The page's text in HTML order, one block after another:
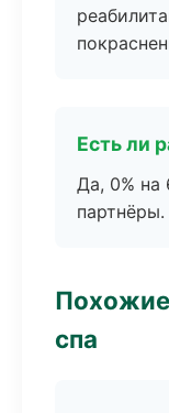
Есть ли
Да, 0% на
партнёры.
спа